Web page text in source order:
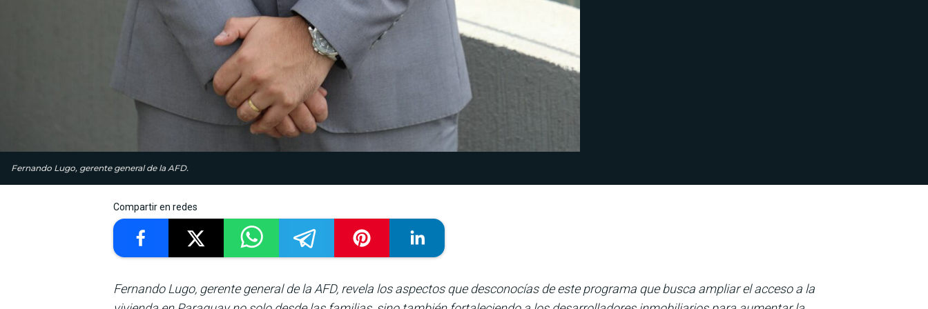
Fernando Lugo, gerente general de la AFD.
Compartir en redes
Fernando Lugo, gerente general de la AFD, revela los aspectos que desconocías de este programa que busca ampliar el acceso a la